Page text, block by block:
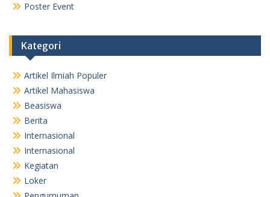
Poster Event
Kategori
Artikel Ilmiah Populer
Artikel Mahasiswa
Beasiswa
Berita
Internasional
Internasional
Kegiatan
Loker